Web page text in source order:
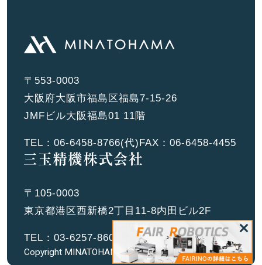
〒553-0003
大阪府大阪市福島区福島7-15-26
JMFビル大阪福島01 11階
TEL： 06-6458-8766(代) FAX：06-6458-4455
〒105-0003
東京都港区西新橋2丁目11-8内田ビル2F
TEL： 03-6257-8601 (代)FAX：03-6257-8602
Copyright MINATOHAMA Co.,Ltd. All Rights Reserved